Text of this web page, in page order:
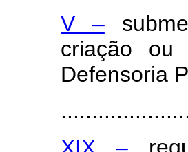
V –
criação ou
Defensoria